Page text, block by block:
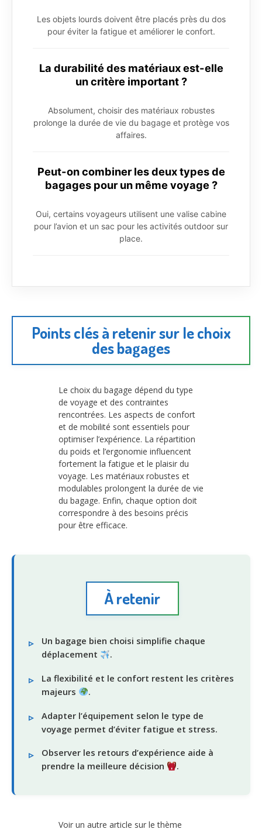
Les objets lourds doivent être placés près du dos
pour éviter la fatigue et améliorer le confort.
La durabilité des matériaux est-elle
un critère important ?
Absolument, choisir des matériaux robustes
prolonge la durée de vie du bagage et protège vos
affaires.
Peut-on combiner les deux types de
bagages pour un même voyage ?
Oui, certains voyageurs utilisent une valise cabine
pour l’avion et un sac pour les activités outdoor sur
place.
Points clés à retenir sur le choix
des bagages
Le choix du bagage dépend du type
de voyage et des contraintes
rencontrées. Les aspects de confort
et de mobilité sont essentiels pour
optimiser l’expérience. La répartition
du poids et l’ergonomie influencent
fortement la fatigue et le plaisir du
voyage. Les matériaux robustes et
modulables prolongent la durée de vie
du bagage. Enfin, chaque option doit
correspondre à des besoins précis
pour être efficace.
À retenir
Un bagage bien choisi simplifie chaque
déplacement
.
La flexibilité et le confort restent les critères
majeurs
.
Adapter l’équipement selon le type de
voyage permet d’éviter fatigue et stress.
Observer les retours d’expérience aide à
prendre la meilleure décision
.
Voir un autre article sur le thème